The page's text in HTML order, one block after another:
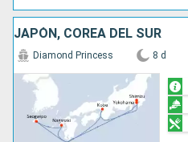
JAPÓN, COREA DEL SUR
Diamond Princess 8 d